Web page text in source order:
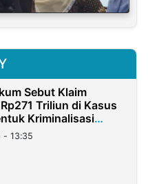
Sebut Klaim
Triliun di Kasus
Kriminalisasi
- 13:35